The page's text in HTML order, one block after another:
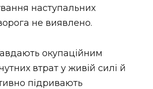
наступальних
не виявлено.
окупаційним
втрат у живій силі й
підривають